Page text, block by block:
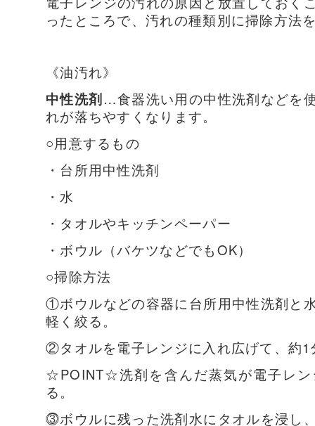
ったところで、汚れの種類別に掃除方法
《油汚れ》
中性洗剤…食器洗い用の中性洗剤などを
れが落ちやすくなります。
○用意するもの
・台所用中性洗剤
・水
・タオルやキッチンペーパー
・ボウル（バケツなどでもOK）
○掃除方法
①ボウルなどの容器に台所用中性洗剤と
軽く絞る。
②タオルを電子レンジに入れ広げて、約1
☆POINT☆洗剤を含んだ蒸気が電子レン
る。
⓷ボウルに残った洗剤水にタオルを浸し